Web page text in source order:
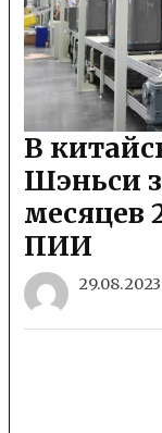
В
Шэньси
месяцев
ПИИ
29.08.2023